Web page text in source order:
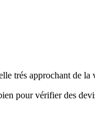
trés approchant de la
pour vérifier des